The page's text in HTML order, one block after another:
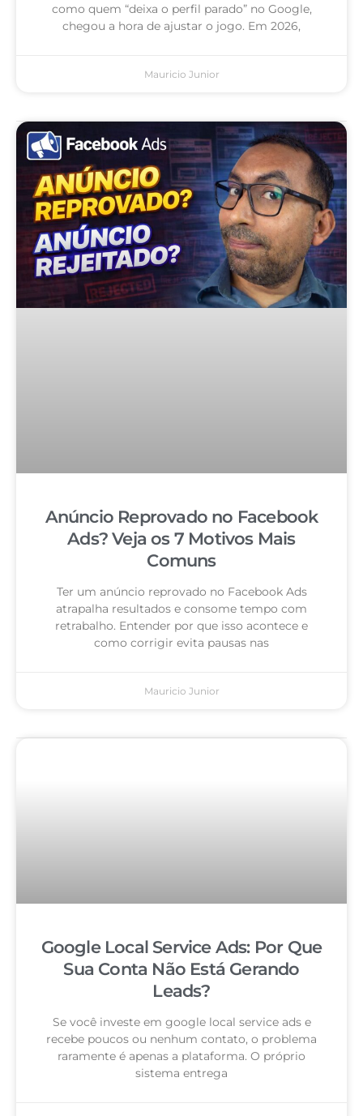
como quem “deixa o perfil parado” no Google,
chegou a hora de ajustar o jogo. Em 2026,
Mauricio Junior
Anúncio Reprovado no Facebook
Ads? Veja os 7 Motivos Mais
Comuns
Ter um anúncio reprovado no Facebook Ads
atrapalha resultados e consome tempo com
retrabalho. Entender por que isso acontece e
como corrigir evita pausas nas
Mauricio Junior
Google Local Service Ads: Por Que
Sua Conta Não Está Gerando
Leads?
Se você investe em google local service ads e
recebe poucos ou nenhum contato, o problema
raramente é apenas a plataforma. O próprio
sistema entrega